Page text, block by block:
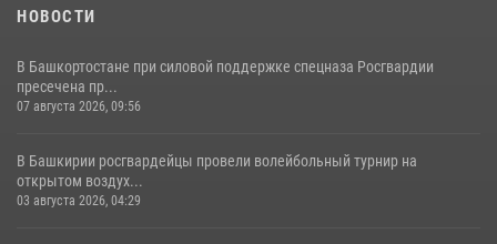
НОВОСТИ
В Башкортостане при силовой поддержке спецназа Росгвардии
пресечена пр...
07 августа 2026, 09:56
В Башкирии росгвардейцы провели волейбольный турнир на
открытом воздух...
03 августа 2026, 04:29